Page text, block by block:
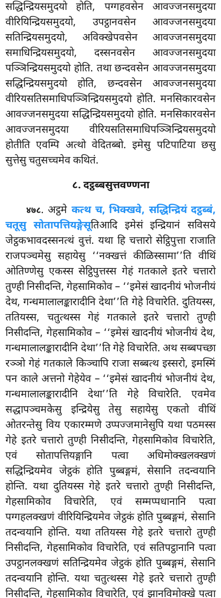
सद्धिन्द्रियसमुदयो होति, पग्गहवसेन आवज्जनसमुदया
वीरियिन्द्रियसमुदयो, उपट्ठानवसेन आवज्जनसमुदया
सतिन्द्रियसमुदयो, अविक्खेपवसेन आवज्जनसमुदया
समाधिन्द्रियसमुदयो, दस्सनवसेन आवज्जनसमुदया
पञ्ञिन्द्रियसमुदयो होति. तथा छन्दवसेन आवज्जनसमुदया
सद्धिन्द्रियसमुदयो होति, छन्दवसेन आवज्जनसमुदया
वीरियसतिसमाधिपञ्ञिन्द्रियसमुदयो होति. मनसिकारवसेन
आवज्जनसमुदया सद्धिन्द्रियसमुदयो होति. मनसिकारवसेन
आवज्जनसमुदया वीरियसतिसमाधिपञ्ञिन्द्रियसमुदयो
होतीति एवम्पि अत्थो वेदितब्बो. इमेसु पटिपाटिया छसु
सुत्तेसु चतुसच्चमेव कथितं.
८. दट्ठब्बसुत्तवण्णना
४७८. अट्ठमे कत्थ च, भिक्खवे, सद्धिन्द्रियं दट्ठब्बं,
चतूसु सोतापत्तियङ्गेसूतिआदि इमेसं इन्द्रियानं सविसये
जेट्ठकभावदस्सनत्थं वुत्तं. यथा हि चत्तारो सेट्ठिपुत्ता राजाति
राजपञ्चमेसु सहायेसु ‘‘नक्खत्तं कीळिस्सामा’’ति वीथिं
ओतिण्णेसु एकस्स सेट्ठिपुत्तस्स गेहं गतकाले इतरे चत्तारो
तुण्ही निसीदन्ति, गेहसामिकोव – ‘‘इमेसं खादनीयं भोजनीयं
देथ, गन्धमालालङ्कारादीनि देथा’’ति गेहे विचारेति. दुतियस्स,
ततियस्स, चतुत्थस्स गेहं गतकाले इतरे चत्तारो तुण्ही
निसीदन्ति, गेहसामिकोव – ‘‘इमेसं खादनीयं भोजनीयं देथ,
गन्धमालालङ्कारादीनि देथा’’ति गेहे विचारेति. अथ सब्बपच्छा
रञ्ञो गेहं गतकाले किञ्चापि राजा सब्बत्थ इस्सरो, इमस्मिं
पन काले अत्तनो गेहेयेव – ‘‘इमेसं खादनीयं भोजनीयं देथ,
गन्धमालालङ्कारादीनि देथा’’ति गेहे विचारेति. एवमेव
सद्धापञ्चमकेसु इन्द्रियेसु तेसु सहायेसु एकतो वीथिं
ओतरन्तेसु विय एकारम्मणे उप्पज्जमानेसुपि यथा पठमस्स
गेहे इतरे चत्तारो तुण्ही निसीदन्ति, गेहसामिकोव विचारेति,
एवं सोतापत्तियङ्गानि पत्वा अधिमोक्खलक्खणं
सद्धिन्द्रियमेव जेट्ठकं होति पुब्बङ्गमं, सेसानि तदन्वयानि
होन्ति. यथा दुतियस्स गेहे इतरे चत्तारो तुण्ही निसीदन्ति,
गेहसामिकोव विचारेति, एवं सम्मप्पधानानि पत्वा
पग्गहलक्खणं वीरियिन्द्रियमेव जेट्ठकं होति पुब्बङ्गमं, सेसानि
तदन्वयानि होन्ति. यथा ततियस्स गेहे इतरे चत्तारो तुण्ही
निसीदन्ति, गेहसामिकोव विचारेति, एवं सतिपट्ठानानि पत्वा
उपट्ठानलक्खणं सतिन्द्रियमेव जेट्ठकं होति पुब्बङ्गमं, सेसानि
तदन्वयानि होन्ति. यथा चतुत्थस्स गेहे इतरे चत्तारो तुण्ही
निसीदन्ति, गेहसामिकोव विचारेति, एवं झानविमोक्खे पत्वा